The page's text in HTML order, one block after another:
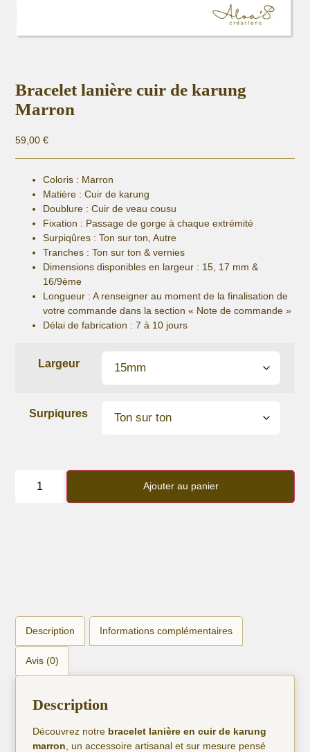
Bracelet lanière cuir de karung
Marron
59,00€
Coloris : Marron
Matière : Cuir de karung
Doublure : Cuir de veau cousu
Fixation : Passage de gorge à chaque extrémité
Surpiqûres : Ton sur ton, Autre
Tranches : Ton sur ton & vernies
Dimensions disponibles en largeur : 15, 17 mm &
16/9ème
Longueur : A renseigner au moment de la finalisation de
votre commande dans la section « Note de commande »
Délai de fabrication : 7 à 10 jours
Largeur
Surpiqures
Bracelet
Ajouter au panier
Description Informations complémentaires
Avis (0)
Description
Découvrez notre bracelet lanière en cuir de karung
marron , un accessoire artisanal et sur mesure pensé